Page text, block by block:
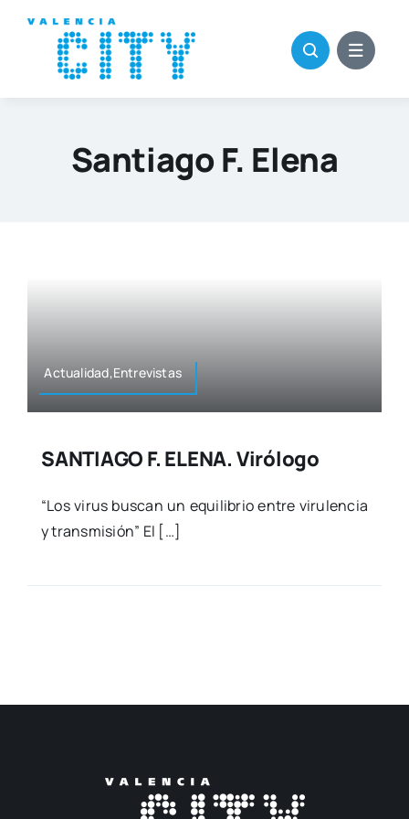
contenido
Santiago F. Elena
Actualidad,Entrevistas
SANTIAGO F. ELENA. Virólogo
“Los virus bus­can un equi­li­brio entre viru­len­cia
y trans­mi­sión” El […]